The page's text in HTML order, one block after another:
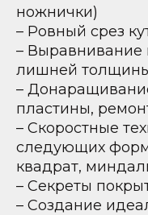
ножнички)
– Ровный срез
– Выравнивание
лишней
–
пластины,
– Скоростные
следующих
квадрат,
– Секреты
– Создание